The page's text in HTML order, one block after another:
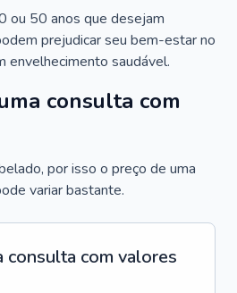
ou 50 anos que desejam
prejudicar seu bem-estar no
envelhecimento saudável.
consulta com
por isso o preço de uma
variar bastante.
consulta com valores